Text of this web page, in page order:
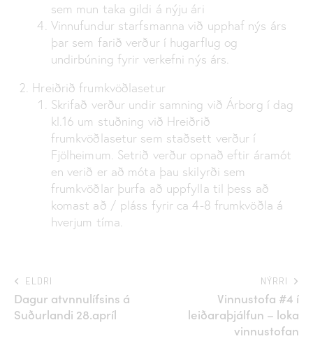
sem mun taka gildi á nýju ári
Vinnufundur starfsmanna við upphaf nýs árs
þar sem farið verður í hugarflug og
undirbúning fyrir verkefni nýs árs.
Hreiðrið frumkvöðlasetur
Skrifað verður undir samning við Árborg í dag
kl.16 um stuðning við Hreiðrið
frumkvöðlasetur sem staðsett verður í
Fjölheimum. Setrið verður opnað eftir áramót
en verið er að móta þau skilyrði sem
frumkvöðlar þurfa að uppfylla til þess að
komast að / pláss fyrir ca 4-8 frumkvöðla á
hverjum tíma.
ELDRI
Dagur atvnnulífsins á
Suðurlandi 28.apríl
NÝRRI
Vinnustofa #4 í
leiðaraþjálfun – loka
vinnustofan